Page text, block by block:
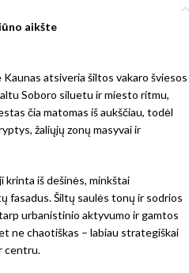
aikšte
atsiveria šiltos vakaro šviesos
Soboro siluetu ir miesto ritmu,
čia matomas iš aukščiau, todėl
žaliųjų zonų masyvai ir
krinta iš dešinės, minkštai
fasadus. Šiltų saulės tonų ir sodrios
urbanistinio aktyvumo ir gamtos
ne chaotiškas – labiau strategiškai
centru.